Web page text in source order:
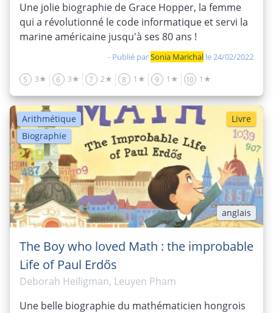
Une jolie biographie de Grace Hopper, la femme
qui a révolutionné le code informatique et servi la
marine américaine jusqu'à ses 80 ans !
- Publié parSonia Marichal le 24/02/2022
5 3★ 6 3★ 7 2★ 8 1★ 9 1★ 10 1★
Arithmétique
Biographie
Livre
anglais
The Boy who loved Math : the improbable
Life of Paul Erdős
Deborah Heiligman, Leuyen Pham
Une belle biographie du mathématicien hongrois